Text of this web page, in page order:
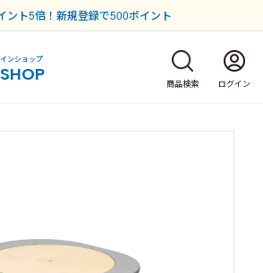
ント5倍！新規登録で500ポイント
ンショップ
商品検索 ログイン